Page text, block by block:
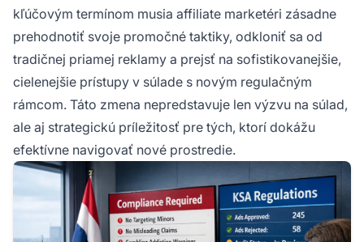
kľúčovým termínom musia affiliate marketéri zásadne
prehodnotiť svoje promočné taktiky, odkloniť sa od
tradičnej priamej reklamy a prejsť na sofistikovanejšie,
cielenejšie prístupy v súlade s novým regulačným
rámcom. Táto zmena nepredstavuje len výzvu na súlad,
ale aj strategickú príležitosť pre tých, ktorí dokážu
efektívne navigovať nové prostredie.